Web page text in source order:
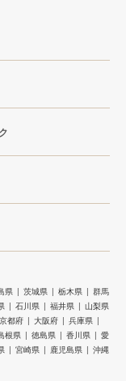
県 茨城県 栃木県
群馬
石川県 福井県
山梨県
京都府 大阪府
兵庫県
根県 徳島県 香川県
愛
宮崎県 鹿児島県
沖縄